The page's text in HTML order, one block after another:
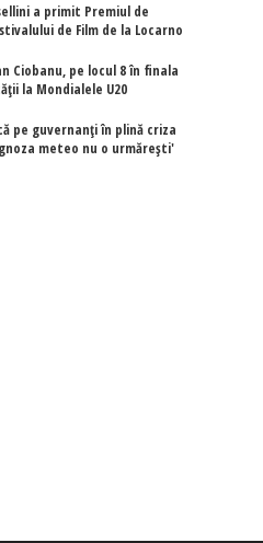
a primit Premiul de
de Film de la Locarno
Ciobanu, pe locul 8 în finala
la Mondialele U20
pe guvernanți în plină criza
meteo nu o urmărești'